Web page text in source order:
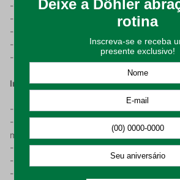
-100% Algodão, para maior maciez e
-305g/m de gramatura; -Textura piquet
-Pré-encolhido;
-Porta travesseiro com 4 abas de 5 cm;
-Possui 2 (duas) peças.
Instruções de Uso e Conservação:
-Realizar a higienização do produto antes
-Lavar em processo suave da máquina,
máxima de 60C;
-Proibido usar alvejante e lavagem a seco;
-Secagem em máquina permitida (máx.
-Passar a ferro em temperatura máxima de